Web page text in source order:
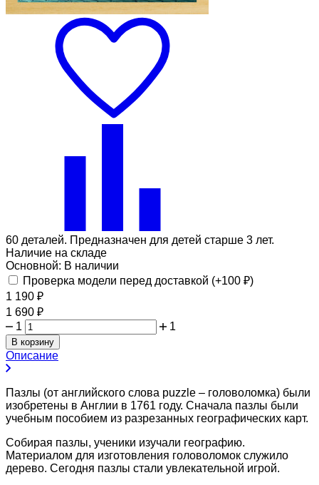
60 деталей. Предназначен для детей старше 3 лет.
Наличие на складе
Основной: В наличии
Проверка модели перед доставкой (+100 ₽)
1 190 ₽
1 690 ₽
1
1
В корзину
Описание
Пазлы (от английского слова puzzle – головоломка) были
изобретены в Англии в 1761 году. Сначала пазлы были
учебным пособием из разрезанных географических карт.
Собирая пазлы, ученики изучали географию.
Материалом для изготовления головоломок служило
дерево. Сегодня пазлы стали увлекательной игрой.